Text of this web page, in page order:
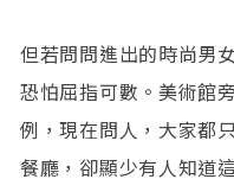
但若問問進出的時尚男
恐怕屈指可數。美術館
例，現在問人，大家都
餐廳，卻顯少有人知道